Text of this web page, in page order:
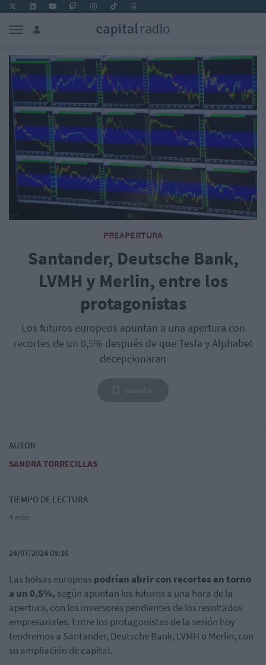
PREAPERTURA
Santander, Deutsche Bank,
LVMH y Merlin, entre los
protagonistas
Los futuros europeos apuntan a una apertura con
recortes de un 0,5% después de que Tesla y Alphabet
decepcionaran
AUTOR
SANDRA TORRECILLAS
TIEMPO DE LECTURA
4 min
24/07/2024 08:16
Las bolsas europeaspodrían abrir con recortes en torno
a un 0,5%, según apuntan los futuros a una hora de la
apertura, con los inversores pendientes de los resultados
empresariales. Entre los protagonistas de la sesión hoy
tendremos a Santander, Deutsche Bank, LVMH o Merlin, con
su ampliación de capital.